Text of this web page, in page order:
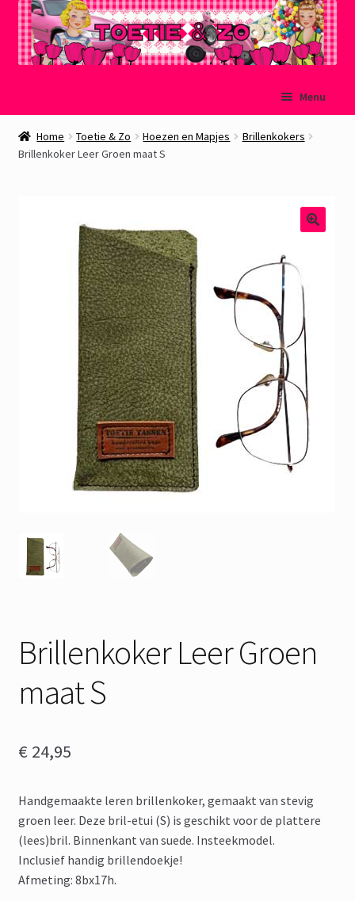
naar
navigatie
de
inhoud
Menu
Welkom
Over Toetie & Zo
Gastenboek
Home Toetie & Zo Hoezen en Mapjes
Brillenkokers
Brillenkoker Leer Groen maat S
Brillenkoker Leer Groen
maat S
€ 24,95
Handgemaakte leren brillenkoker, gemaakt van stevig
groen leer. Deze bril-etui (S) is geschikt voor de plattere
(lees)bril. Binnenkant van suede. Insteekmodel.
Inclusief handig brillendoekje!
Afmeting: 8bx17h.